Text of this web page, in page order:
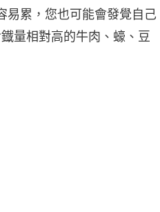
易累，您也可能會發覺自己
量相對高的牛肉、蠔、豆